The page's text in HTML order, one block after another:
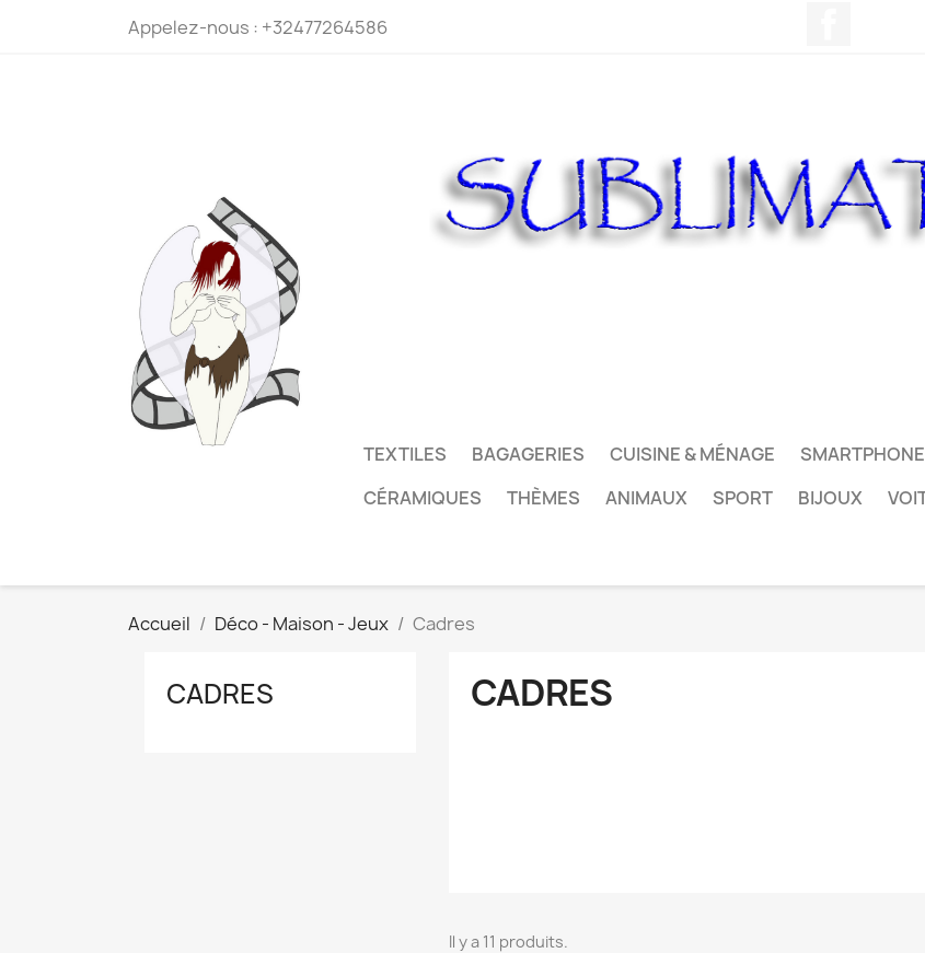
Appelez-nous : +32477264586
TEXTILES BAGAGERIES CUISINE & MÉNAGE
CÉRAMIQUES
THÈMES ANIMAUX SPORT BIJOUX
Accueil Déco - Maison - Jeux Cadres
CADRES CADRES
Il y a 11 produits.